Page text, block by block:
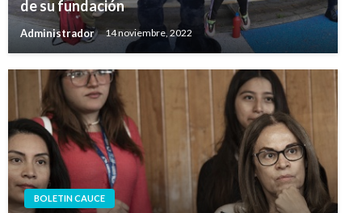
de su fundación
Administrador 14 noviembre, 2022
BOLETIN CAUCE